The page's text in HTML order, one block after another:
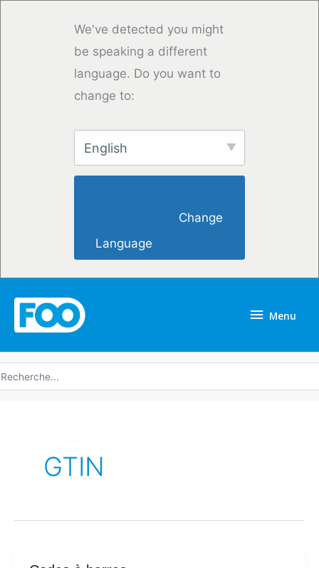
We've detected you might
be speaking a different
language. Do you want to
change to:
English
Language
Menu
GTIN